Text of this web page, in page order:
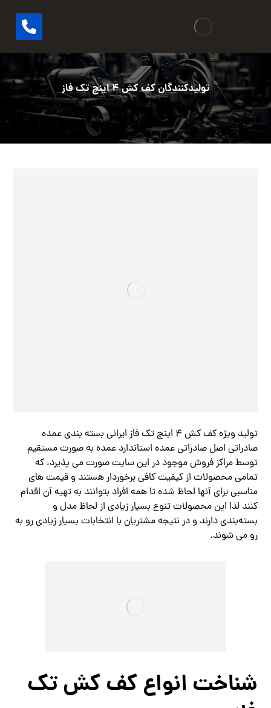
تولیدکنندگان کف کش ۴ اینچ تک فاز
تولید ویژه کف کش ۴ اینچ تک فاز ایرانی بسته بندی عمده
صادراتی اصل صادراتی عمده استاندارد عمده به صورت مستقیم
توسط مراکز فروش موجود در این سایت صورت می پذیرد، که
تمامی محصولات از کیفیت کافی برخوردار هستند و قیمت های
مناسبی برای آنها لحاظ شده تا همه افراد بتوانند به تهیه آن اقدام
کنند لذا این محصولات تنوع بسیار زیادی از لحاظ مدل و
بسته‌بندی دارند و در نتیجه مشتریان با انتخابات بسیار زیادی رو به
رو می شوند.
شناخت انواع کف کش تک